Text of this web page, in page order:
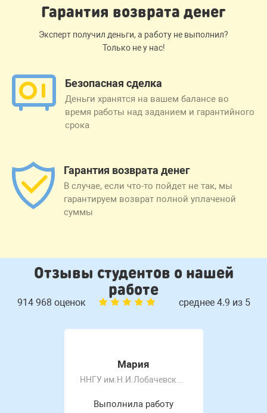
Гарантия возврата денег
Эксперт получил деньги, а работу не выполнил?
Только не у нас!
Безопасная сделка
Деньги хранятся на вашем балансе во
время работы над заданием и гарантийного
срока
Гарантия возврата денег
В случае, если что-то пойдет не так, мы
гарантируем возврат полной уплаченой
суммы
Отзывы студентов о нашей
работе
914 968 оценок среднее 4.9 из 5
Мария
Выполнила работу